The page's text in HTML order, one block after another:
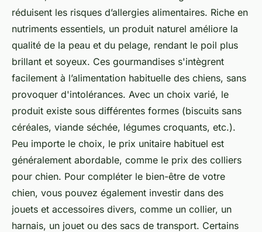
réduisent les risques d’allergies alimentaires. Riche en
nutriments essentiels, un produit naturel améliore la
qualité de la peau et du pelage, rendant le poil plus
brillant et soyeux. Ces gourmandises s'intègrent
facilement à l’alimentation habituelle des chiens, sans
provoquer d'intolérances. Avec un choix varié, le
produit existe sous différentes formes (biscuits sans
céréales, viande séchée, légumes croquants, etc.).
Peu importe le choix, le prix unitaire habituel est
généralement abordable, comme le prix des colliers
pour chien. Pour compléter le bien-être de votre
chien, vous pouvez également investir dans des
jouets et accessoires divers, comme un collier, un
harnais, un jouet ou des sacs de transport. Certains